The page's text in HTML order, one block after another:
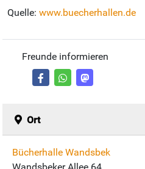
Quelle: www.buecherhallen.de
Freunde informieren
Ort
Bücherhalle Wandsbek